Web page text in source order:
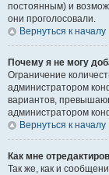
постоянным) и
они проголосовали.
Вернуться к началу
Почему я не могу
Ограничение
администратором
вариантов,
администратором
Вернуться к началу
Как мне
Так же, как и